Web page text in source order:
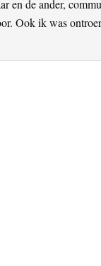
en de ander,
Ook ik was